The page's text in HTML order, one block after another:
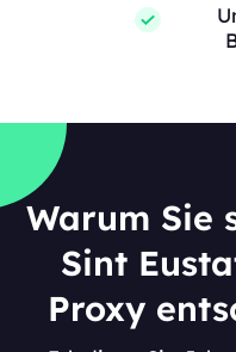
Warum Sie
Sint
Proxy